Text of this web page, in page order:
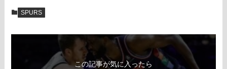
SPURS
この記事が気に入ったら